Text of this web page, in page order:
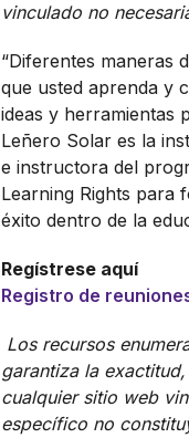
vinculado no
“Diferentes maneras
que usted aprenda y
ideas y herramientas
Leñero Solar es la
e instructora del
Learning Rights para
éxito dentro de la
Regístrese aquí
Registro de
Los recursos
garantiza la
cualquier sitio web
específico no